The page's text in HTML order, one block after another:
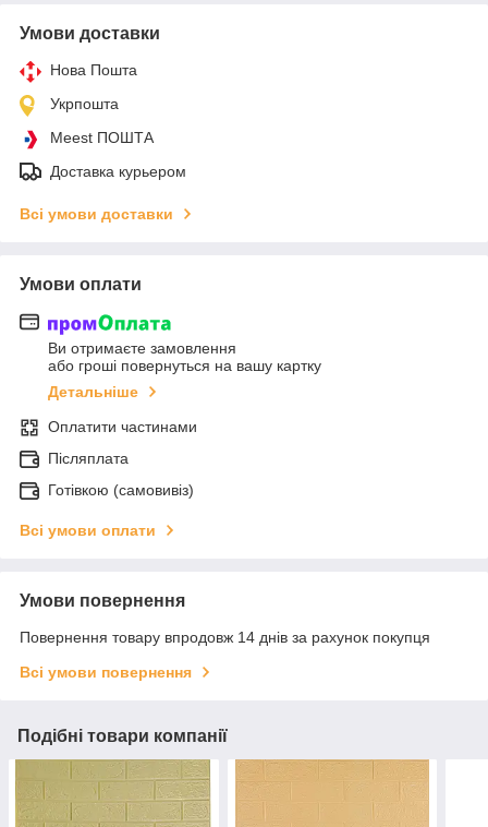
Умови доставки
Нова Пошта
Укрпошта
Meest ПОШТА
Доставка курьером
Всі умови доставки
Умови оплати
Ви отримаєте замовлення
або гроші повернуться на вашу картку
Детальніше
Оплатити частинами
Післяплата
Готівкою (самовивіз)
Всі умови оплати
Умови повернення
Повернення товару впродовж 14 днів за рахунок покупця
Всі умови повернення
Подібні товари компанії